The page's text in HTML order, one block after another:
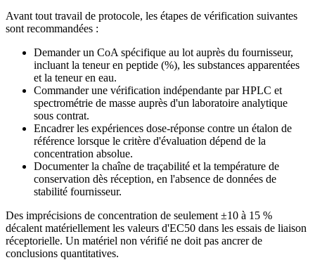
Avant tout travail de protocole, les étapes de vérification suivantes
sont recommandées :
Demander un CoA spécifique au lot auprès du fournisseur,
incluant la teneur en peptide (%), les substances apparentées
et la teneur en eau.
Commander une vérification indépendante par HPLC et
spectrométrie de masse auprès d'un laboratoire analytique
sous contrat.
Encadrer les expériences dose-réponse contre un étalon de
référence lorsque le critère d'évaluation dépend de la
concentration absolue.
Documenter la chaîne de traçabilité et la température de
conservation dès réception, en l'absence de données de
stabilité fournisseur.
Des imprécisions de concentration de seulement ±10 à 15 %
décalent matériellement les valeurs d'EC50 dans les essais de liaison
réceptorielle. Un matériel non vérifié ne doit pas ancrer de
conclusions quantitatives.